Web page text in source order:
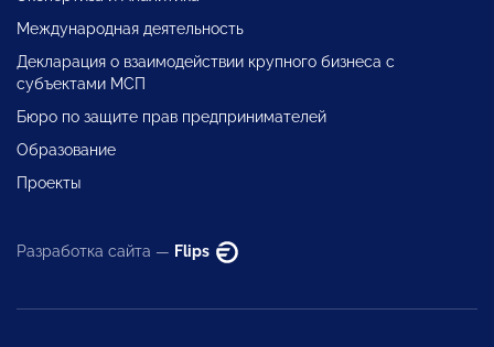
Международная деятельность
Декларация о взаимодействии крупного бизнеса с
субъектами МСП
Бюро по защите прав предпринимателей
Образование
Проекты
Разработка сайта — Flips